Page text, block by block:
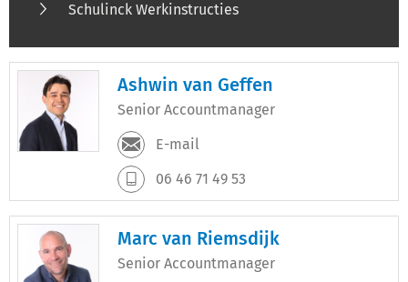
Schulinck Werkinstructies
Ashwin van Geffen
Senior Accountmanager
E-mail
06 46 71 49 53
Marc van Riemsdijk
Senior Accountmanager